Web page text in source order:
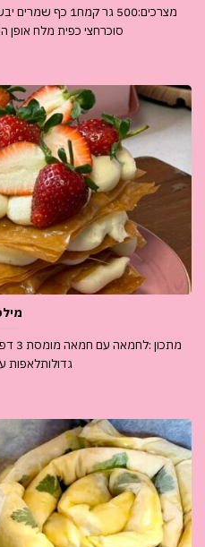
סוכרחצי כפית מלח אופן
גדולותלאפות